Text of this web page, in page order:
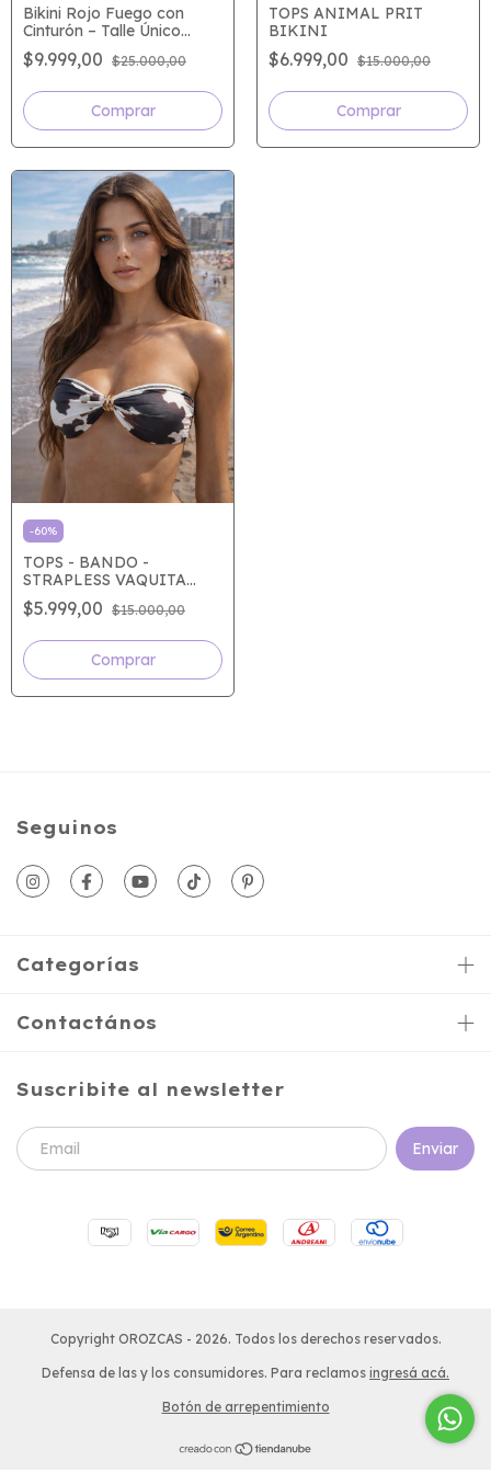
Bikini Rojo Fuego con
Cinturón – Talle Único
Adaptable | Orozcas
Swimwear
$9.999,00 $25.000,00
TOPS ANIMAL PRIT
BIKINI
$6.999,00 $15.000,00
-60%
TOPS - BANDO -
STRAPLESS VAQUITA
BLANCA
$5.999,00 $15.000,00
Seguinos
Categorías
Contactános
Suscribite al newsletter
Copyright OROZCAS - 2026. Todos los derechos reservados.
Defensa de las y los consumidores. Para reclamos ingresá acá.
Botón de arrepentimiento